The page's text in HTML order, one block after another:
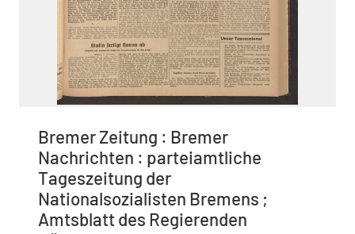
Bremer Zeitung : Bremer
Nachrichten : parteiamtliche
Tageszeitung der
Nationalsozialisten Bremens ;
Amtsblatt des Regierenden